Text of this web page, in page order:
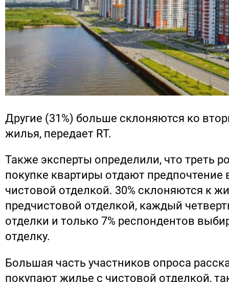
Другие (31%) больше склоняются ко
жилья, передает RT.
Также эксперты определили, что треть
покупке квартиры отдают предпочтение
чистовой отделкой. 30% склоняются к
предчистовой отделкой, каждый
отделки и только 7% респондентов
отделку.
Большая часть участников опроса
покупают жилье с чистовой отделкой,